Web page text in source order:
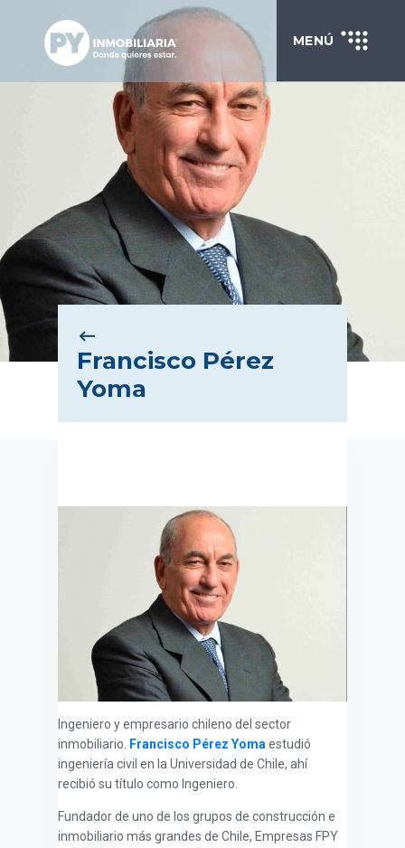
MENÚ
Francisco Pérez
Yoma
Ingeniero y empresario chileno del sector
inmobiliario.
Francisco Pérez Yoma estudió
ingeniería civil en la Universidad de Chile, ahí
recibió su título como Ingeniero.
Fundador de uno de los grupos de construcción e
inmobiliario más grandes de Chile, Empresas FPY